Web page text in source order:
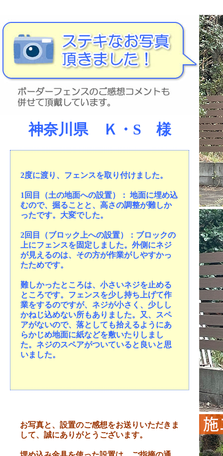
神奈川県 Ｋ・S 様
2度に渡り、フェンスを取り付けました。
1回目（土の地面への設置）： 地面に埋め込
むので、掘ることと、高さの調整が難しか
ったです。大変でした。
2回目（ブロック上への設置）：ブロックの
上にフェンスを固定しました。外側にネジ
が見えるのは、その方が作業がしやすかっ
たためです。
難しかったところは、小さいネジを止める
ところです。フェンスを少し持ち上げて作
業をするのですが、ネジが小さく、少しし
かねじ込めない所もありました。又、スペ
アがないので、落としても拾えるようにあ
らかじめ地面に紙などを敷いたりしまし
た。ネジのスペアがついていると良いと思
いました。
お写真と、設置のご感想をお送りいただきま
して、誠にありがとうございます。